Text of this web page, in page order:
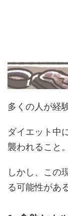
多くの人が経
ダイエット中
襲われること。
しかし、この
る可能性があ